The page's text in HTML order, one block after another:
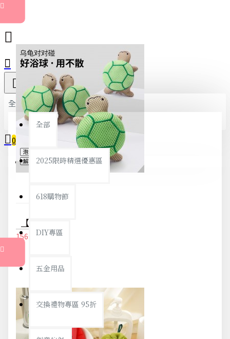
全部
全部
2025限時精選優惠區
618購物節
DIY專區
五金用品
交換禮物專區 95折
0
您的購物車內沒有商品！
156元 164元